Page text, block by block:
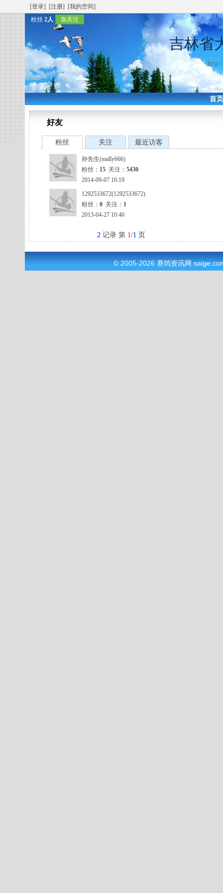
[登录] [注册]
[我的空间]
粉丝 2人 加关注
吉林省
首
好友
粉丝 关注 最近访客
孙先生(mally666)
粉丝： 15 关注： 5430
2014-09-07 16:19
1292533672(1292533672)
粉丝： 0 关注： 1
2013-04-27 10:46
2记录 第 1/1 页
© 2005-2026 赛鸽资讯网